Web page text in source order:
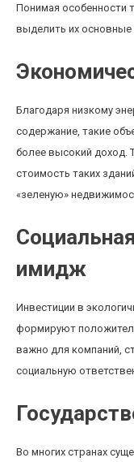
Понимая особенности
выделить их
Благодаря низкому
содержание, такие
более высокий доход.
стоимость таких
«зеленую»
имидж
Инвестиции в
формируют
важно для компаний,
социальную
Во многих странах